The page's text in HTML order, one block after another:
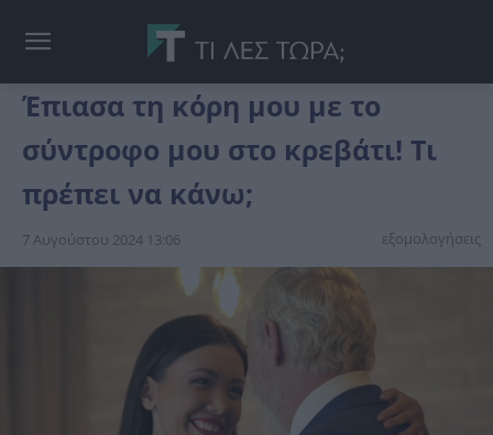
Έπιασα τη κόρη μου με το
σύντροφο μου στο κρεβάτι! Τι
πρέπει να κάνω;
7 Αυγούστου 2024 13:06 εξομολογήσεις